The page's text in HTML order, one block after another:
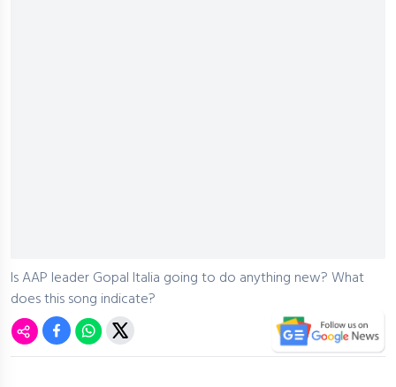
Is AAP leader Gopal Italia going to do anything new? What
does this song indicate?